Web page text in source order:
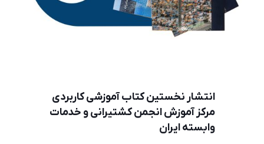
انتشار نخستین کتاب آموزشی کاربردی
مرکز آموزش انجمن کشتیرانی و خدمات
وابسته ایران